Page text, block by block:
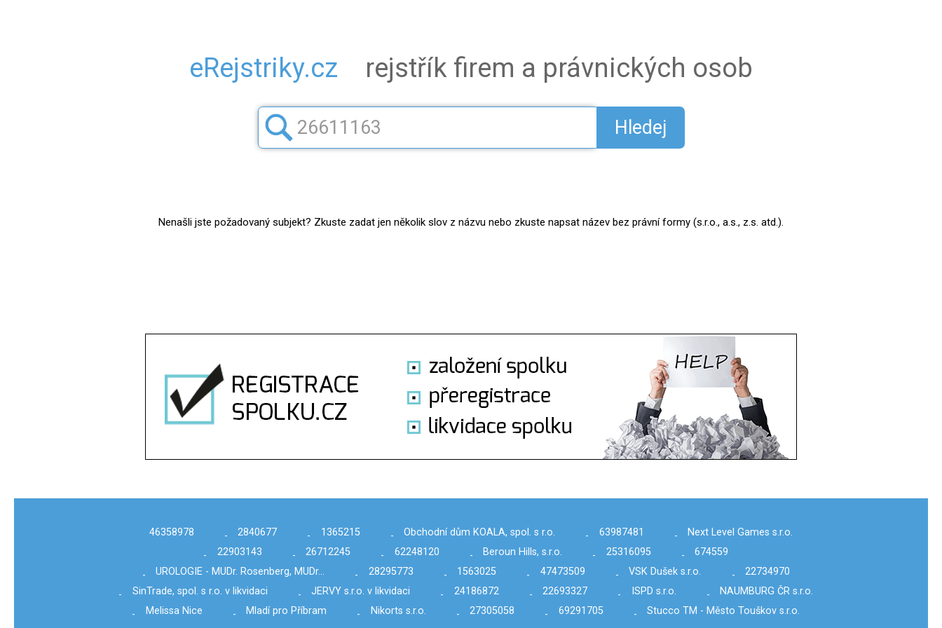
eRejstriky.cz rejstřík firem a právnických osob
Hledej
Nenašli jste požadovaný subjekt? Zkuste zadat jen několik slov z názvu nebo zkuste napsat název bez právní formy (s.r.o., a.s., z.s. atd.).
46358978 - 2840677 - 1365215 - Obchodní dům KOALA, spol. s r.o. - 63987481 -
Next Level Games s.r.o.
-
22903143 - 26712245 - 62248120 - Beroun Hills, s.r.o. - 25316095 -
674559
-
UROLOGIE - MUDr. Rosenberg, MUDr… - 28295773 - 1563025 - 47473509 - VSK Dušek s.r.o. -
22734970
-
SinTrade, spol. s r.o. v likvidaci - JERVY s.r.o. v likvidaci - 24186872 - 22693327 - ISPD s.r.o. -
NAUMBURG ČR s.r.o.
-
Melissa Nice - Mladí pro Příbram - Nikorts s.r.o. - 27305058 - 69291705 - Stucco TM - Město Touškov s.r.o.